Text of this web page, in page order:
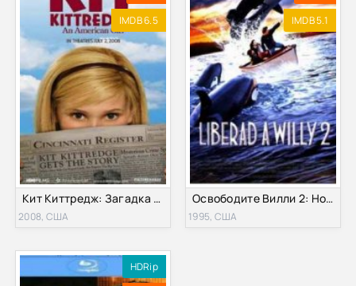
IMDB 6.5
Кит Киттредж: Загадка американской девочки (2008)
2008, США
IMDB 5.1
Освободите Вилли 2: Новое приключение (1995)
1995, США
HDRip